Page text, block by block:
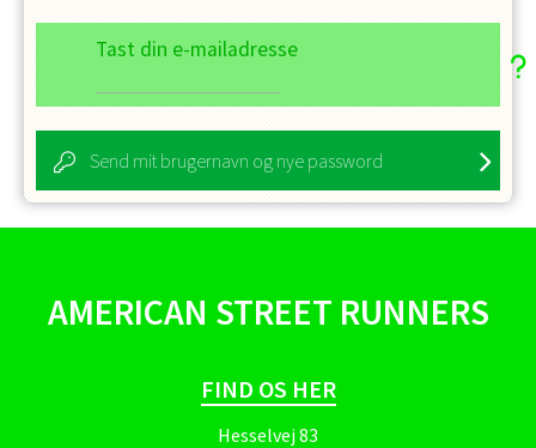
Tast din e-mailadresse
Send mit brugernavn og nye password
AMERICAN STREET RUNNERS
FIND OS HER
Hesselvej 83